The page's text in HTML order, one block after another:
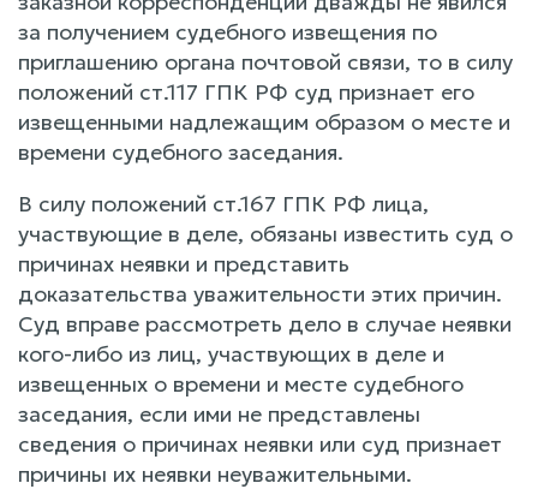
за получением судебного извещения по
приглашению органа почтовой связи, то в силу
положений ст.117 ГПК РФ суд признает его
извещенными надлежащим образом о месте и
времени судебного заседания.
В силу положений ст.167 ГПК РФ лица,
участвующие в деле, обязаны известить суд о
причинах неявки и представить
доказательства уважительности этих причин.
Суд вправе рассмотреть дело в случае неявки
кого-либо из лиц, участвующих в деле и
извещенных о времени и месте судебного
заседания, если ими не представлены
сведения о причинах неявки или суд признает
причины их неявки неуважительными.